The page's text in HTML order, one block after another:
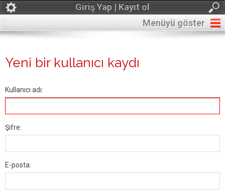
Giriş Yap | Kayıt ol
Menüyü göster
Yeni bir kullanıcı kaydı
Kullanıcı adı:
Şifre:
E-posta: